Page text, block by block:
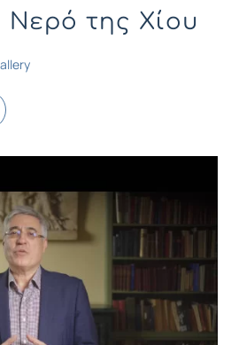
Νερό της Χίου